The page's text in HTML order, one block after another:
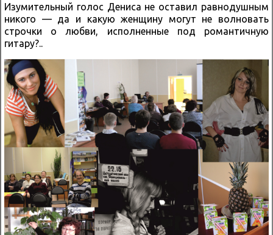
Изумительный голос Дениса не оставил равнодушным
никого — да и какую женщину могут не волновать
строчки о любви, исполненные под романтичную
гитару?..